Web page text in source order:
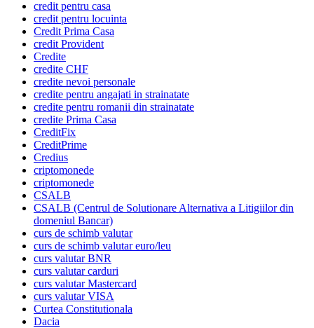
credit pentru casa
credit pentru locuinta
Credit Prima Casa
credit Provident
Credite
credite CHF
credite nevoi personale
credite pentru angajati in strainatate
credite pentru romanii din strainatate
credite Prima Casa
CreditFix
CreditPrime
Credius
criptomonede
criptomonede
CSALB
CSALB (Centrul de Solutionare Alternativa a Litigiilor din
domeniul Bancar)
curs de schimb valutar
curs de schimb valutar euro/leu
curs valutar BNR
curs valutar carduri
curs valutar Mastercard
curs valutar VISA
Curtea Constitutionala
Dacia